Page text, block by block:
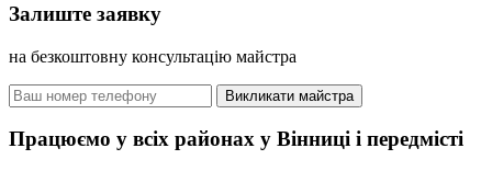
Залиште заявку
на безкоштовну консультацію майстра
Викликати майстра
Працюємо у всіх районах у Вінниці і передмісті